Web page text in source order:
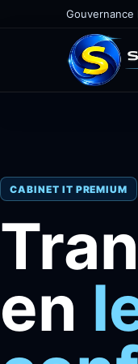
CABINET IT PREMIUM
en